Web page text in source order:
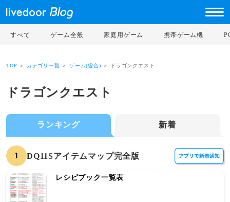
すべて ゲーム全般 家庭用ゲーム 携帯ゲーム機
TOP ＞ カテゴリ一覧 ＞ゲーム(総合) ＞ ドラゴンクエスト
ドラゴンクエスト
ランキング 新着
1 DQ11Sアイテムマップ完全版
レシピブック一覧表